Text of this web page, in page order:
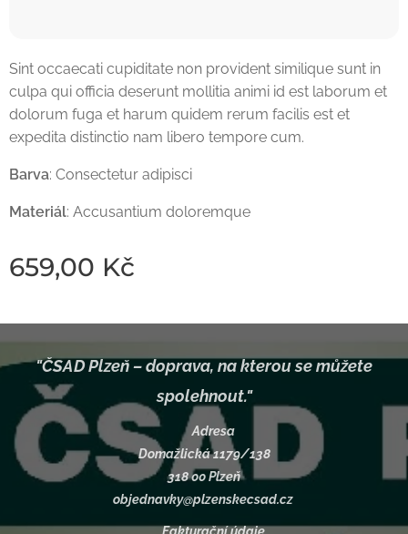
Sint occaecati cupiditate non provident similique sunt in
culpa qui officia deserunt mollitia animi id est laborum et
dolorum fuga et harum quidem rerum facilis est et
expedita distinctio nam libero tempore cum.
Barva: Consectetur adipisci
Materiál: Accusantium doloremque
659,00 Kč
"ČSAD Plzeň – doprava, na kterou se můžete
spolehnout."
📍 Adresa
Domažlická 1179/138
318 00 Plzeň
objednavky@plzenskecsad.cz